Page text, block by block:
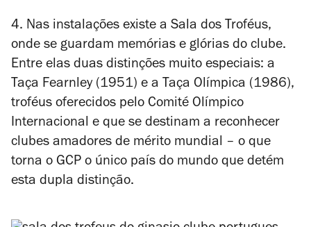
4. Nas instalações existe a Sala dos Troféus,
onde se guardam memórias e glórias do clube.
Entre elas duas distinções muito especiais: a
Taça Fearnley (1951) e a Taça Olímpica (1986),
troféus oferecidos pelo Comité Olímpico
Internacional e que se destinam a reconhecer
clubes amadores de mérito mundial – o que
torna o GCP o único país do mundo que detém
esta dupla distinção.